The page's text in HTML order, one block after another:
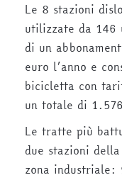
Le 8 stazioni
utilizzate da 146
di un
euro l’anno e
bicicletta con
un totale di
Le tratte più
due stazioni
zona industriale: